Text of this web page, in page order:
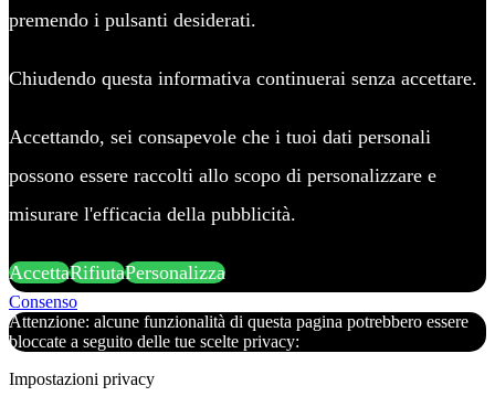
premendo i pulsanti desiderati.
Chiudendo questa informativa continuerai senza accettare.
Accettando, sei consapevole che i tuoi dati personali
possono essere raccolti allo scopo di personalizzare e
misurare l'efficacia della pubblicità.
AccettaRifiutaPersonalizza
Consenso
Attenzione: alcune funzionalità di questa pagina potrebbero essere
bloccate a seguito delle tue scelte privacy:
Impostazioni privacy